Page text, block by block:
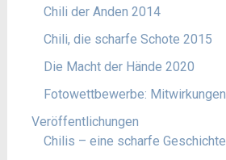
Chili der Anden 2014
Chili, die scharfe Schote 2015
Die Macht der Hände 2020
Fotowettbewerbe: Mitwirkungen
Veröffentlichungen
Chilis – eine scharfe Geschichte